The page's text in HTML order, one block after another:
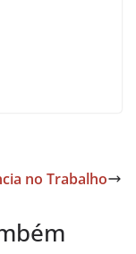
no Trabalho